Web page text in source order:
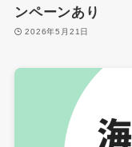
ンペーンあり
2026年5月21日